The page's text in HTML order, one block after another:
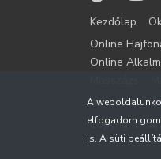
Kezdőlap
Online
Online
Adatvédelem
Copyright
A
elfogadom
is. A süti